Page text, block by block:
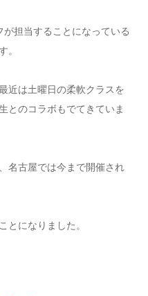
担当することになっている
。
近は土曜日の柔軟クラスを
とのコラボもでてきていま
名古屋では今まで開催され
とになりました。